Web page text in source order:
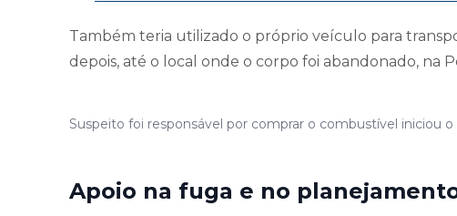
Também teria utilizado o próprio veículo para
depois, até o local onde o corpo foi abandonado, na
Suspeito foi responsável por comprar o combustível iniciou
Apoio na fuga e no